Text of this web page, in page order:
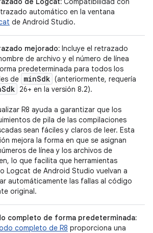
automático en la ventana
de Android Studio.
mejorado: Incluye el retrazado
de archivo y el número de línea
predeterminada para todos los
de minSdk (anteriormente, requería
Sdk 26+ en la versión 8.2).
R8 ayuda a garantizar que los
de pila de las compilaciones
sean fáciles y claros de leer. Esta
mejora la forma en que se asignan
de línea y los archivos de
lo que facilita que herramientas
Logcat de Android Studio vuelvan a
automáticamente las fallas al código
original.
completo de forma predeterminada:
completo de R8 proporciona una